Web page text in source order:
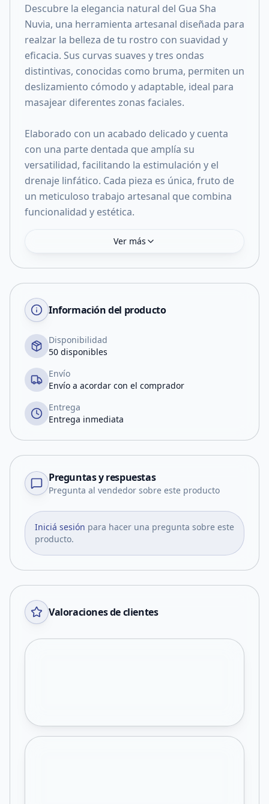
Descubre la elegancia natural del Gua Sha
Nuvia, una herramienta artesanal diseñada para
realzar la belleza de tu rostro con suavidad y
eficacia. Sus curvas suaves y tres ondas
distintivas, conocidas como bruma, permiten un
deslizamiento cómodo y adaptable, ideal para
masajear diferentes zonas faciales.
Elaborado con un acabado delicado y cuenta
con una parte dentada que amplía su
versatilidad, facilitando la estimulación y el
drenaje linfático. Cada pieza es única, fruto de
un meticuloso trabajo artesanal que combina
funcionalidad y estética.
Ver más
Información del producto
Disponibilidad
50 disponibles
Envío
Envío a acordar con el comprador
Entrega
Entrega inmediata
Preguntas y respuestas
Pregunta al vendedor sobre este producto
Iniciá sesión para hacer una pregunta sobre este
producto.
Valoraciones de clientes